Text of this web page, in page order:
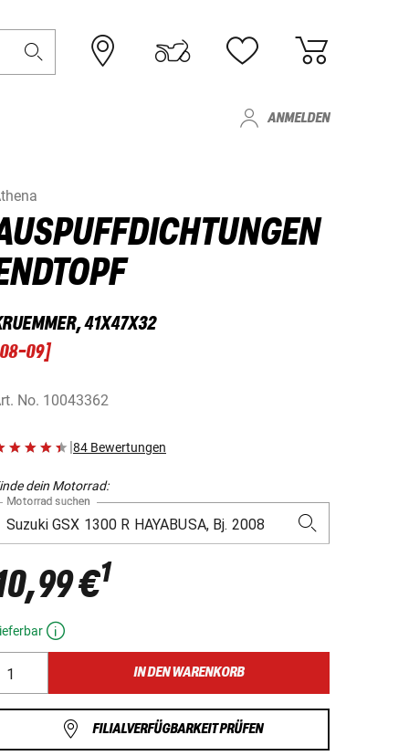
ANMELDEN
41X47X32
08-09]
No. 10043362
|84 Bewertungen
dein Motorrad:
Motorrad suchen
€1
IN DEN WARENKORB
FILIALVERFÜGBARKEIT PRÜFEN